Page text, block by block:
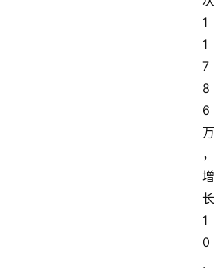
1
1
7
8
6
万
，
增
长
1
0
.